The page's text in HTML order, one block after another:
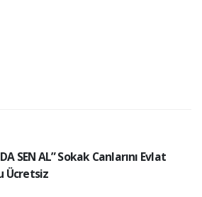
SEN AL” Sokak Canlarını Evlat
Ücretsiz